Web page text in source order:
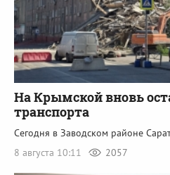
На Крымской вновь
транспорта
Сегодня в Заводском районе
8 августа 10:11
2057